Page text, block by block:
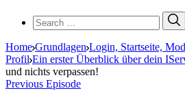
Search
for:
Home Grundlagen Login, Startseite,
Profil Ein erster Überblick über dein
und nichts verpassen!
Previous Episode